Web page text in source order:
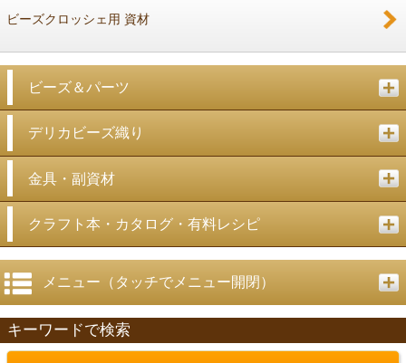
ビーズクロッシェ用 資材
ビーズ＆パーツ
デリカビーズ織り
金具・副資材
クラフト本・カタログ・有料レシピ
メニュー（タッチでメニュー開閉）
キーワードで検索